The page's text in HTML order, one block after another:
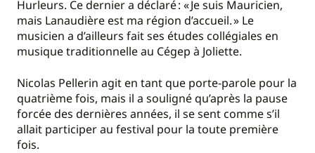
Hurleurs. Ce dernier a déclaré : « Je suis Mauricien,
mais Lanaudière est ma région d’accueil. » Le
musicien a d’ailleurs fait ses études collégiales en
musique traditionnelle au Cégep à Joliette.
Nicolas Pellerin agit en tant que porte-parole pour la
quatrième fois, mais il a souligné qu’après la pause
forcée des dernières années, il se sent comme s’il
allait participer au festival pour la toute première
fois.